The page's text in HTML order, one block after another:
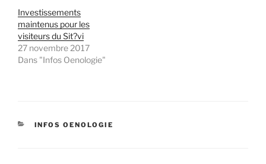
Investissements
maintenus pour les
visiteurs du Sit?vi
27 novembre 2017
Dans "Infos Oenologie"
CATÉGORIES
INFOS OENOLOGIE